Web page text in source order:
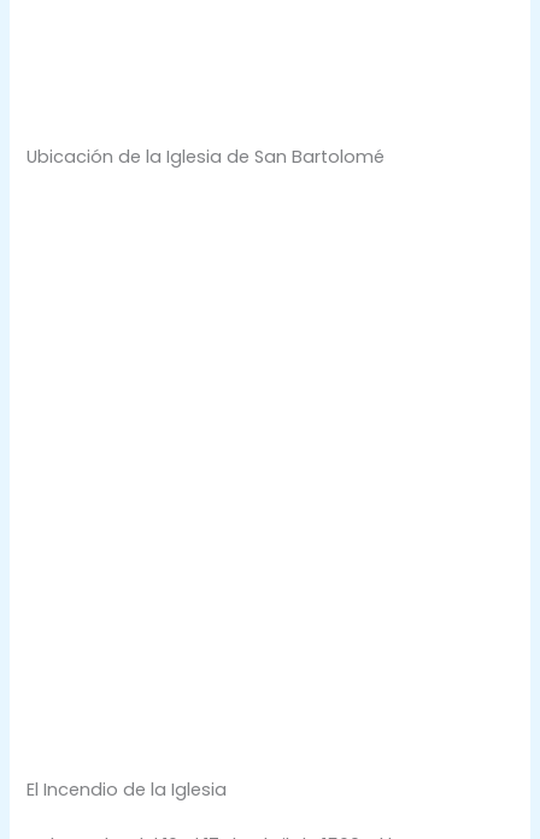
Ubicación de la Iglesia de San Bartolomé
El Incendio de la Iglesia